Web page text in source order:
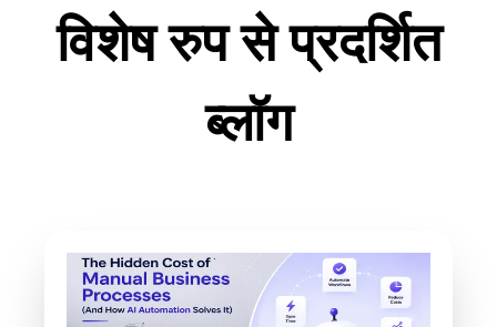
विशेष रुप से प्रदर्शित
ब्लॉग